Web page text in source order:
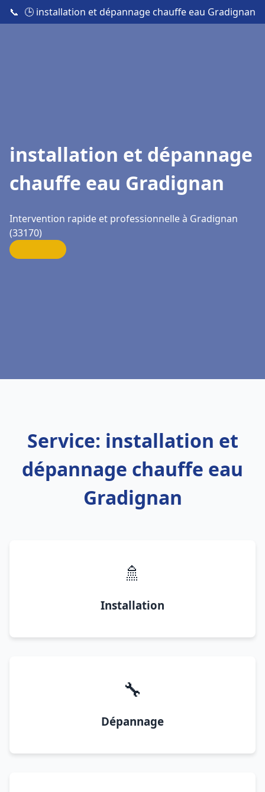
📞 🕒 installation et dépannage chauffe eau Gradignan
installation et dépannage
chauffe eau Gradignan
Intervention rapide et professionnelle à Gradignan
(33170)
Service: installation et
dépannage chauffe eau
Gradignan
🚿
Installation
🔧
Dépannage